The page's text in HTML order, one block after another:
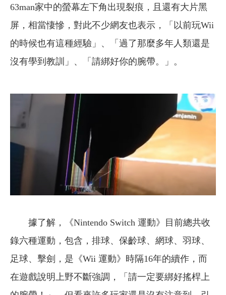
63man家中的螢幕左下角出現裂痕，且還有大片黑
屏，相當悽慘，對此不少網友也表示，「以前玩Wii
的時候也有這種經驗」、「過了那麼多年人類還是
沒有學到教訓」、「請綁好你的腕帶。」。
據了解，《Nintendo Switch 運動》目前總共收
錄六種運動，包含，排球、保齡球、網球、羽球、
足球、擊劍，是《Wii 運動》時隔16年的續作，而
在遊戲說明上野不斷強調，「請一定要綁好搖桿上